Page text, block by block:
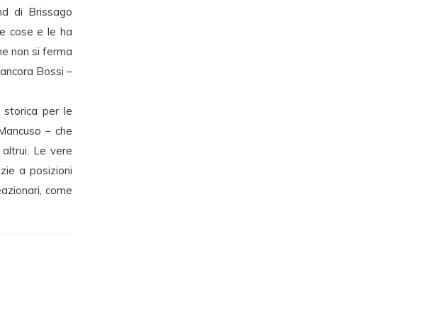
di Brissago
cose e le ha
non si ferma
Bossi –
storica per le
– che
Le vere
a posizioni
come